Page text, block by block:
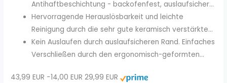
Antihaftbeschichtung - backofenfest, auslaufsicher...
Hervorragende Herauslösbarkeit und leichte
Reinigung durch die sehr gute keramisch verstärkte...
Kein Auslaufen durch auslaufsicheren Rand. Einfaches
Verschließen durch den ergonomisch-geformten...
43,99 EUR −14,00 EUR 29,99 EUR